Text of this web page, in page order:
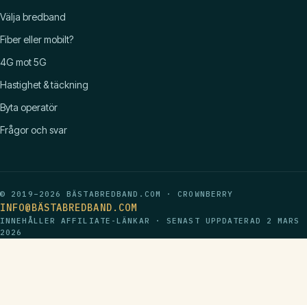
Välja bredband
Fiber eller mobilt?
4G mot 5G
Hastighet & täckning
Byta operatör
Frågor och svar
© 2019–2026 BÄSTABREDBAND.COM · CROWNBERRY
INFO@BÄSTABREDBAND.COM
INNEHÅLLER AFFILIATE-LÄNKAR · SENAST UPPDATERAD 2 MARS
2026